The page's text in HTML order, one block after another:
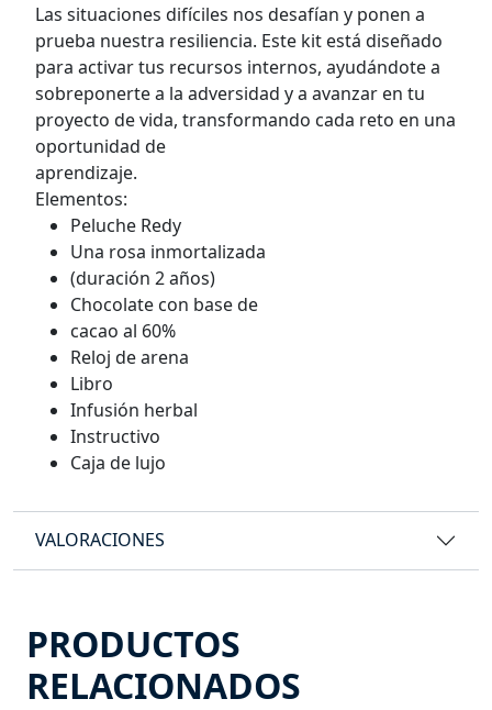
Las situaciones difíciles nos desafían y ponen a
prueba nuestra resiliencia. Este kit está diseñado
para activar tus recursos internos, ayudándote a
sobreponerte a la adversidad y a avanzar en tu
proyecto de vida, transformando cada reto en una
oportunidad de
aprendizaje.
Elementos:
Peluche Redy
Una rosa inmortalizada
(duración 2 años)
Chocolate con base de
cacao al 60%
Reloj de arena
Libro
Infusión herbal
Instructivo
Caja de lujo
VALORACIONES
PRODUCTOS
RELACIONADOS